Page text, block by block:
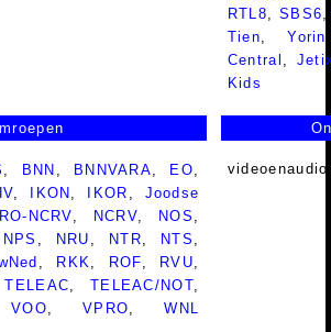
RTL8 ,SBS6
Tien ,Yorin
Central
Kids
, BNN , BNNVARA, EO,
, IKON , IKOR , Joodse
NCRV, NCRV, NOS ,
NPS , NRU , NTR, NTS ,
, RKK, ROF, RVU,
TELEAC, TELEAC/NOT,
VOO,VPRO,WNL